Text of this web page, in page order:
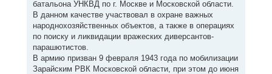
батальона УНКВД по г. Москве и Московской области.
В данном качестве участвовал в охране важных
народнохозяйственных объектов, а также в операциях
по поиску и ликвидации вражеских диверсантов-
парашютистов.
В армию призван 9 февраля 1943 года по мобилизации
Зарайским РВК Московской области, при этом до июня